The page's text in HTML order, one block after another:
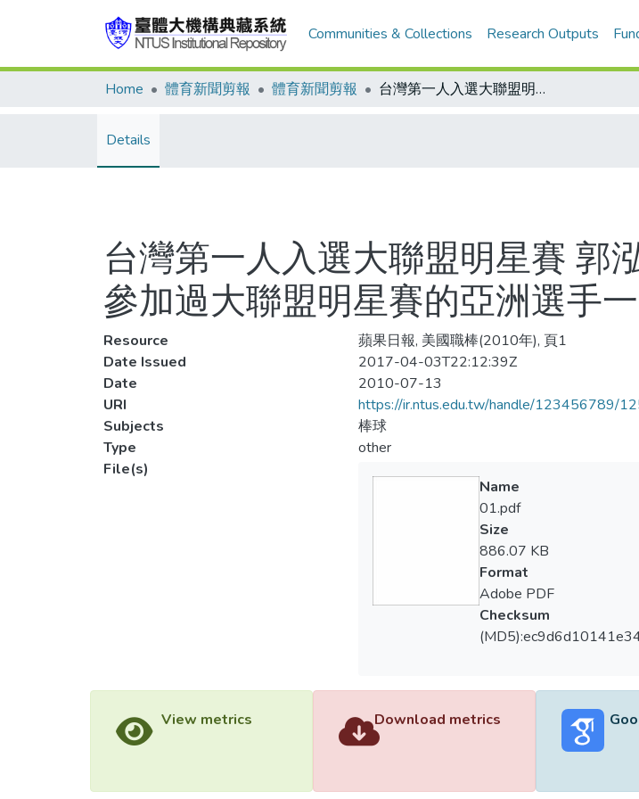
Communities & Collections Research Outputs
Home 體育新聞剪報 體育新聞剪報 台灣第一人入選大聯盟明星賽 郭泓志：美夢成真/郭泓志小檔案/參加過大聯盟明星賽的亞洲選手一覽表/不死鳥傳奇 再添驚歎
Details
台灣第一人入選大聯盟明星賽 郭
參加過大聯盟明星賽的亞洲選手
Resource
蘋果日報, 美國職棒(2010年), 頁1
Date Issued
2017-04-03T22:12:39Z
Date
2010-07-13
URI
https://ir.ntus.edu.tw/handle/123456789/
Subjects
棒球
Type
other
File(s)
Name
01.pdf
Size
886.07 KB
Format
Adobe PDF
Checksum
View metrics Download metrics